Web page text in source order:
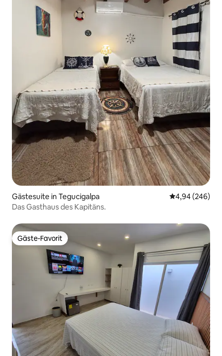
Gästesuite in Tegucigalpa
4,94 (246)
Das Gasthaus des Kapitäns.
Gäste-Favorit
Gäste-Favorit